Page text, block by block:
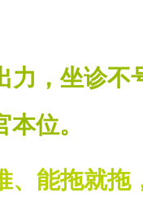
力，坐诊不
位。
、能拖就拖